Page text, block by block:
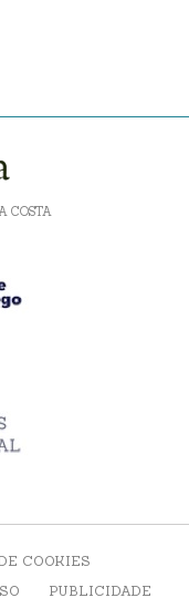
COSTA
COOKIES
PUBLICIDADE